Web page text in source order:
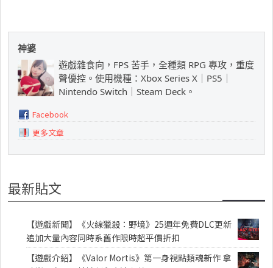
神婆
遊戲雜食向，FPS 苦手，全種類 RPG 專攻，重度
聲優控。使用機種：Xbox Series X｜PS5｜
Nintendo Switch｜Steam Deck。
Facebook
更多文章
最新貼文
【遊戲新聞】《火線獵殺：野境》25週年免費DLC更新
追加大量內容同時系舊作限時超平價折扣
【遊戲介紹】《Valor Mortis》第一身視點類魂新作 拿